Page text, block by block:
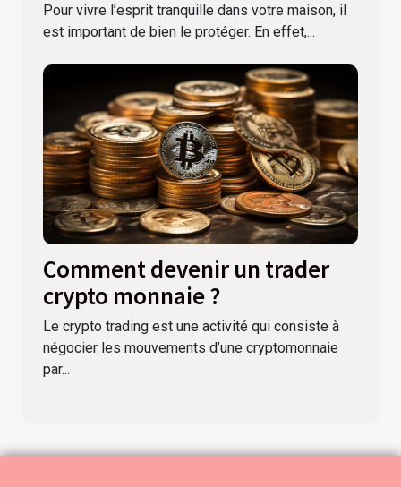
Pour vivre l’esprit tranquille dans votre maison, il
est important de bien le protéger. En effet,...
Comment devenir un trader
crypto monnaie ?
Le crypto trading est une activité qui consiste à
négocier les mouvements d’une cryptomonnaie
par...